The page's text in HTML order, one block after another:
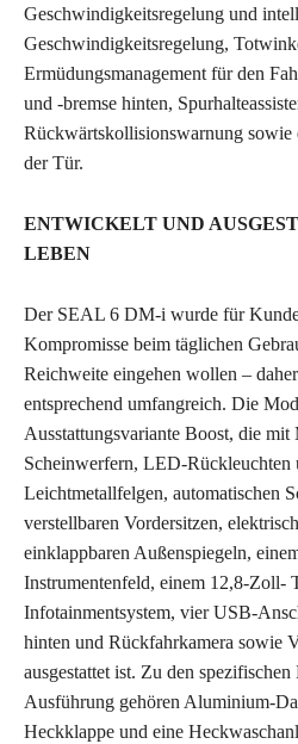
Geschwindigkeitsregelung und
Geschwindigkeitsregelung,
Ermüdungsmanagement für den
und -bremse hinten,
Rückwärtskollisionswarnung sowie
der Tür.
ENTWICKELT UND
LEBEN
Der SEAL 6 DM-i wurde für
Kompromisse beim täglichen
Reichweite eingehen wollen –
entsprechend umfangreich. Die
Ausstattungsvariante Boost, die
Scheinwerfern, LED-
Leichtmetallfelgen, automatischen
verstellbaren Vordersitzen,
einklappbaren Außenspiegeln,
Instrumentenfeld, einem 12,8-Zoll-
Infotainmentsystem, vier USB-
hinten und Rückfahrkamera sowie
ausgestattet ist. Zu den
Ausführung gehören Aluminium-
Heckklappe und eine